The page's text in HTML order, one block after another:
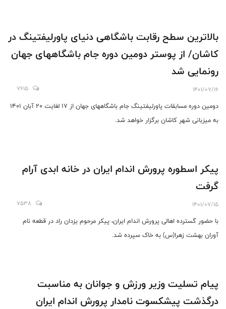
بالاترین سطح رقابت باشگاهی دنیای پاورلیفتینگ در
کاشان/ از پوستر دومین دوره جام باشگاههای جهان
رونمایی شد
1401/07/16
7615
دومین دوره مسابقات پاورلیفتینگ جام باشگاههای جهان از 17 لغایت 20 آبان 1401
به میزبانی شهر کاشان برگزار خواهد شد.
پیکر اسطوره پرورش اندام ایران در خانه ابدی آرام
گرفت
1401/07/15
7538
با حضور گسترده اهالی پرورش اندام ایران، پیکر مرحوم یزدان راد در قطعه نام
آوران بهشت زهرا(س) به خاک سپرده شد.
پیام تسلیت وزیر ورزش و جوانان به مناسبت
درگذشت پیشکسوت نامدار پرورش اندام ایران